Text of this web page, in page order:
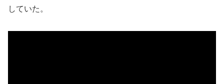
していた。